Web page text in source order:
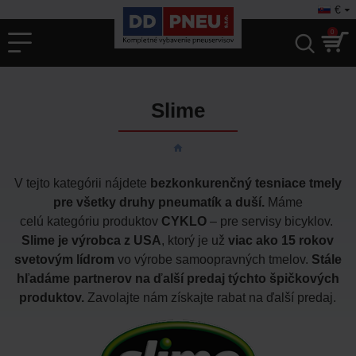
€
0
Slime
V tejto kategórii nájdete bezkonkurenčný tesniace tmely
pre všetky druhy pneumatík a duší. Máme
celú kategóriu produktov CYKLO – pre servisy bicyklov.
Slime je výrobca z USA, ktorý je užviac ako 15 rokov
svetovým lídrom vo výrobe samoopravných tmelov. Stále
hľadáme partnerov na ďalší predaj týchto špičkových
produktov. Zavolajte nám získajte rabat na ďalší predaj.